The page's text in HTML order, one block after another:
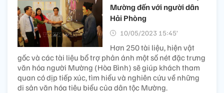
Mường đến với người dân
Hải Phòng
10/05/2023 15:45’
Hơn 250 tài liệu, hiện vật
gốc và các tài liệu bổ trợ phản ánh một số nét đặc trưng
văn hóa người Mường (Hòa Bình) sẽ giúp khách tham
quan có dịp tiếp xúc, tìm hiểu và nghiên cứu về những
di sản văn hóa tiêu biểu của dân tộc Mường.